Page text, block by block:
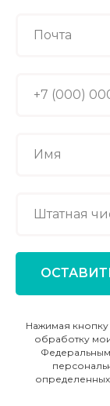
Нажимая кнопку
обработку
определенных